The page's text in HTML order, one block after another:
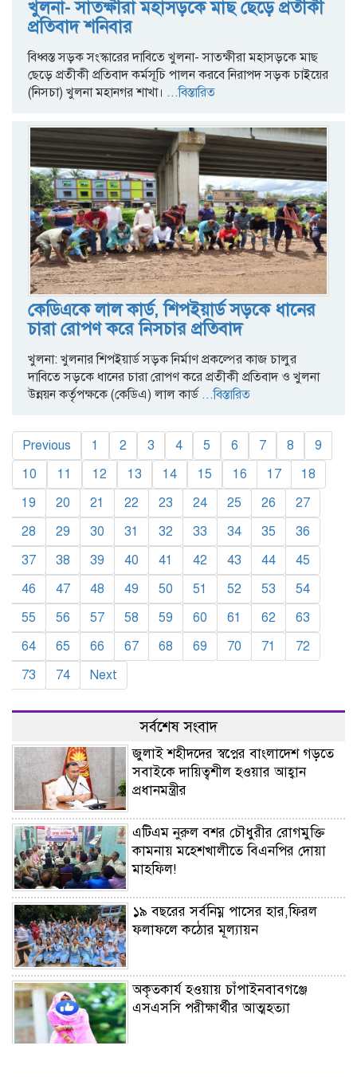
খুলনা- সাতক্ষীরা মহাসড়কে মাছ ছেড়ে প্রতীকী
প্রতিবাদ শনিবার
বিধ্বস্ত সড়ক সংস্কারের দাবিতে খুলনা- সাতক্ষীরা মহাসড়কে মাছ
ছেড়ে প্রতীকী প্রতিবাদ কর্মসূচি পালন করবে নিরাপদ সড়ক চাইয়ের
(নিসচা) খুলনা মহানগর শাখা। ...বিস্তারিত
কেডিএকে লাল কার্ড, শিপইয়ার্ড সড়কে ধানের
চারা রোপণ করে নিসচার প্রতিবাদ
খুলনা: খুলনার শিপইয়ার্ড সড়ক নির্মাণ প্রকল্পের কাজ চালুর
দাবিতে সড়কে ধানের চারা রোপণ করে প্রতীকী প্রতিবাদ ও খুলনা
উন্নয়ন কর্তৃপক্ষকে (কেডিএ) লাল কার্ড...বিস্তারিত
Previous 1 2 3 4 5 6 7 8
9
10
11 12 13 14 15 16 17
18
19
20 21 22 23 24 25 26
27
28
29 30 31 32 33 34 35
36
37
38 39 40 41 42 43 44
45
46
47 48 49 50 51 52 53
54
55
56 57 58 59 60 61 62
63
64
65 66 67 68 69 70 71
72
73
74 Next
সর্বশেষ সংবাদ
জুলাই শহীদদের স্বপ্নের বাংলাদেশ গড়তে
সবাইকে দায়িত্বশীল হওয়ার আহ্বান
প্রধানমন্ত্রীর
এটিএম নুরুল বশর চৌধুরীর রোগমুক্তি
কামনায় মহেশখালীতে বিএনপির দোয়া
মাহফিল!
১৯ বছরের সর্বনিম্ন পাসের হার,ফিরল
ফলাফলে কঠোর মূল্যায়ন
অকৃতকার্য হওয়ায় চাঁপাইনবাবগঞ্জে
এসএসসি পরীক্ষার্থীর আত্মহত্যা